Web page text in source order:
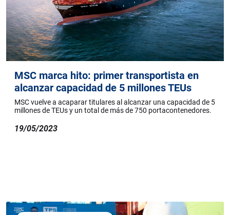
MSC marca hito: primer transportista en
alcanzar capacidad de 5 millones TEUs
MSC vuelve a acaparar titulares al alcanzar una capacidad de 5
millones de TEUs y un total de más de 750 portacontenedores.
19/05/2023